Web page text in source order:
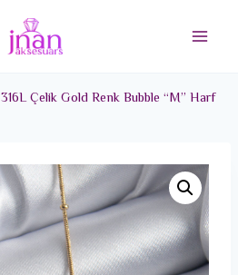
316L Çelik Gold Renk Bubble “M” Harf